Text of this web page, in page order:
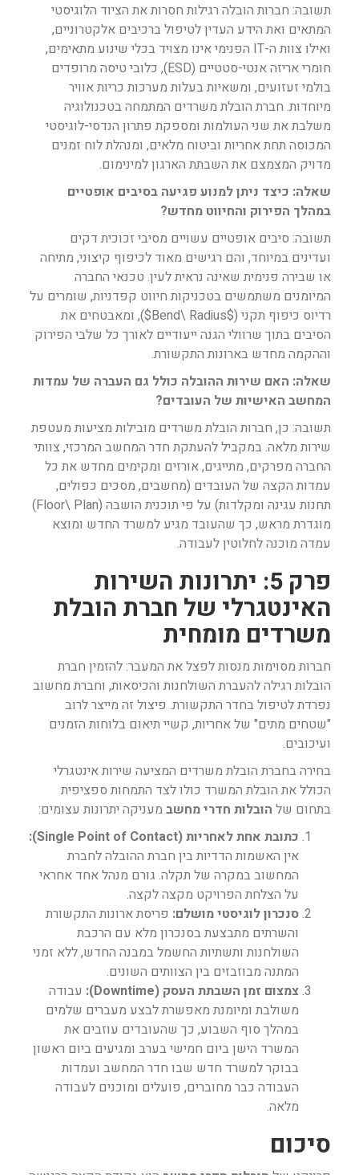
תשובה: חברות הובלה רגילות חסרות את הציוד הלוגיסטי
המתאים ואת הידע העדין לטיפול ברכיבים אלקטרוניים,
ואילו צוות ה-IT הפנימי אינו מצויד בכלי שינוע מתאימים,
חומרי אריזה אנטי-סטטיים (ESD), כלובי טיסה מרופדים
בולמי זעזועים, ומשאיות בעלות מערכות כריות אוויר
מיוחדות. חברת הובלת משרדים המתמחה בטכנולוגיה
משלבת את שני העולמות ומספקת פתרון הנדסי-לוגיסטי
המכוסה תחת אחריות וביטוח מלאים, ומנהלת לוח זמנים
מדויק המצמצם את השבתת הארגון למינימום.
שאלה: כיצד ניתן למנוע פגיעה בסיבים אופטיים
במהלך הפירוק והחיווט מחדש?
תשובה: סיבים אופטיים עשויים מסיבי זכוכית דקים
ועדינים במיוחד, והם רגישים מאוד לכיפוף קיצוני, מתיחה
או שבירה פנימית שאינה נראית לעין. טכנאי החברה
המיומנים משתמשים בטכניקות חיווט קפדניות, שומרים על
רדיוס כיפוף תקני ($Bend\ Radius$), ומאבטחים את
הסיבים בתוך שרוולי הגנה ייעודיים לאורך כל שלבי הפירוק
וההקמה מחדש בארונות התקשורת.
שאלה: האם שירות ההובלה כולל גם העברה של עמדות
המחשב האישיות של העובדים?
תשובה: כן, חברות הובלת משרדים מובילות מציעות מעטפת
שירות מלאה. במקביל להעתקת חדר המחשב המרכזי, צוותי
החברה מפרקים, מתייגים, אורזים ומקימים מחדש את כל
עמדות הקצה של העובדים (מחשבים, מסכים כפולים,
תחנות עגינה ומקלדות) על פי תוכנית הושבה (Floor\ Plan)
מוגדרת מראש, כך שהעובד מגיע למשרד החדש ומוצא
עמדה מוכנה לחלוטין לעבודה.
פרק 5: יתרונות השירות
האינטגרלי של חברת הובלת
משרדים מומחית
חברות מסוימות מנסות לפצל את המעבר: להזמין חברת
הובלות רגילה להעברת השולחנות והכיסאות, וחברת מחשוב
נפרדת לטיפול בחדר התקשורת. פיצול זה מייצר לרוב
"שטחים מתים" של אחריות, קשיי תיאום בלוחות הזמנים
ועיכובים.
בחירה בחברת הובלת משרדים המציעה שירות אינטגרלי
הכולל את הובלת המשרד כולו לצד התמחות ספציפית
בתחום של הובלות חדרי מחשב מעניקה יתרונות עצומים:
כתובת אחת לאחריות (Single Point of Contact):
אין האשמות הדדיות בין חברת ההובלה לחברת
המחשוב במקרה של תקלה. גורם מנהל אחד אחראי
על הצלחת הפרויקט מקצה לקצה.
סנכרון לוגיסטי מושלם: פריסת ארונות התקשורת
והשרתים מתבצעת בסנכרון מלא עם הרכבת
השולחנות ותשתיות החשמל במבנה החדש, ללא זמני
המתנה מבוזבזים בין הצוותים השונים.
צמצום זמן השבתת העסק (Downtime):
עבודה
משולבת ומיומנת מאפשרת לבצע מעברים שלמים
במהלך סוף השבוע, כך שהעובדים עוזבים את
המשרד הישן ביום חמישי בערב ומגיעים ביום ראשון
בבוקר למשרד חדש שבו חדר המחשב ועמדות
העבודה כבר מחוברים, פועלים ומוכנים לעבודה
מלאה.
סיכום